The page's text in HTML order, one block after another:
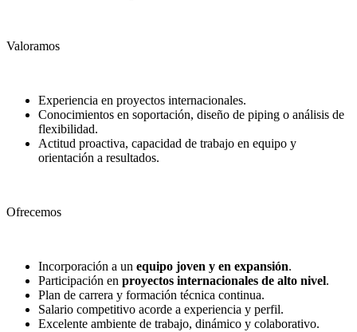
Valoramos
Experiencia en proyectos internacionales.
Conocimientos en soportación, diseño de piping o análisis de
flexibilidad.
Actitud proactiva, capacidad de trabajo en equipo y
orientación a resultados.
Ofrecemos
Incorporación a un equipo joven y en expansión.
Participación en proyectos internacionales de alto nivel.
Plan de carrera y formación técnica continua.
Salario competitivo acorde a experiencia y perfil.
Excelente ambiente de trabajo, dinámico y colaborativo.